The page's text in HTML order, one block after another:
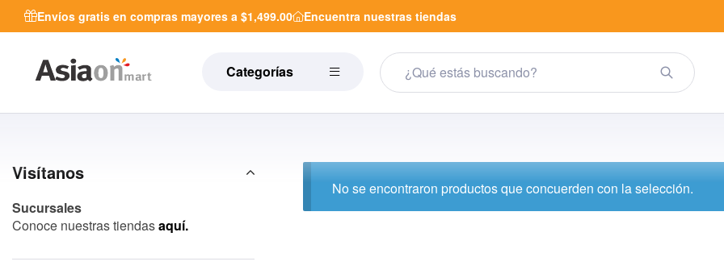
Envíos gratis en compras mayores a $1,499.00 Encuentra nuestras tiendas
Categorías
No se encontraron productos que concuerden con la selección.
Visítanos
Sucursales
Conoce nuestras tiendasaquí.